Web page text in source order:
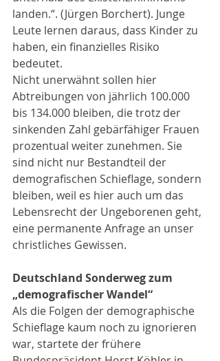
landen.“. (Jürgen Borchert). Junge
Leute lernen daraus, dass Kinder zu
haben, ein finanzielles Risiko
bedeutet.
Nicht unerwähnt sollen hier
Abtreibungen von jährlich 100.000
bis 134.000 bleiben, die trotz der
sinkenden Zahl gebärfähiger Frauen
prozentual weiter zunehmen. Sie
sind nicht nur Bestandteil der
demografischen Schieflage, sondern
bleiben, weil es hier auch um das
Lebensrecht der Ungeborenen geht,
eine permanente Anfrage an unser
christliches Gewissen.
Deutschland Sonderweg zum
„demografischer Wandel“
Als die Folgen der demographische
Schieflage kaum noch zu ignorieren
war, startete der frühere